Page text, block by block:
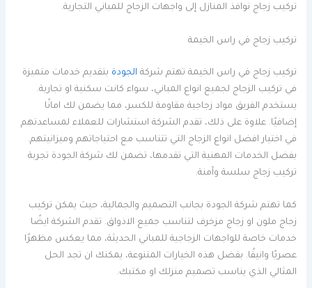
تركيب زجاج نوافذ المنازل إلى واجهات الزجاج للمباني التجارية.
تركيب زجاج في راس الخيمة
تركيب زجاج في راس الخيمة تهتم شركة الجودة بتقديم خدمات متميزة
في تركيب الزجاج لجميع انواع المباني، سواء كانت سكنية او تجارية.
يستخدم الفريق مواد زجاجية مقاومة للكسر، مما يضمن لك امانًا
إضافيًا. علاوة على ذلك، تقدم الشركة استشارات للعملاء لمساعدتهم
في اختيار افضل انواع الزجاج التي تتناسب مع احتياجاتهم وميزانيتهم.
بفضل الخدمات المهنية التي تقدمها، تضمن لك شركة الجودة تجربة
تركيب زجاج سلسة وآمنة.
كما تهتم شركة الجودة بجانب التصميم والجمالية، حيث يمكن تركيب
زجاج ملون او زجاج مزخرف لتناسب جميع الاذواق. تقدم الشركة ايضًا
خدمات خاصة للواجهات الزجاجية للمباني الحديثة، مما يعكس مظهرًا
عصريًا وانيقًا. بفضل هذه الخيارات المتنوعة، يمكنك ان تجد الحل
المثالي الذي يناسب تصميم منزلك او مكتبك.